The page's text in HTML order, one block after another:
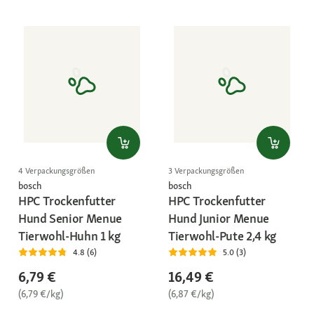
4 Verpackungsgrößen
bosch
HPC Trockenfutter
Hund Senior Menue
Tierwohl-Huhn 1 kg
4.8 (6)
6,79 €
(6,79 €/kg)
3 Verpackungsgrößen
bosch
HPC Trockenfutter
Hund Junior Menue
Tierwohl-Pute 2,4 kg
5.0 (3)
16,49 €
(6,87 €/kg)